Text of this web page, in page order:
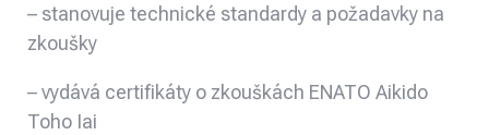
– stanovuje technické standardy a požadavky na
zkoušky
– vydává certifikáty o zkouškách ENATO Aikido
Toho Iai